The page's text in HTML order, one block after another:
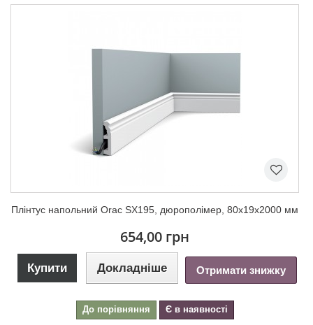
Плінтус напольний Orac SX195, дюрополімер, 80х19х2000 мм
654,00 грн
Купити Докладніше Отримати знижку
До порівняння Є в наявності